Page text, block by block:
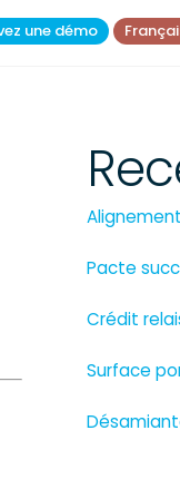
une démo
Pacte
Crédit
Surface